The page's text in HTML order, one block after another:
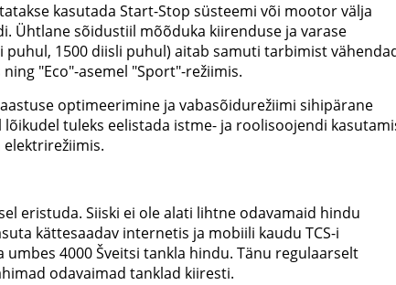
kasutada Start-Stop süsteemi või mootor välja
Ühtlane sõidustiil mõõduka kiirenduse ja varase
1500 diisli puhul) aitab samuti tarbimist
"Eco"-asemel "Sport"-režiimis.
optimeerimine ja vabasõidurežiimi sihipärane
tuleks eelistada istme- ja roolisoojendi
eristuda. Siiski ei ole alati lihtne odavamaid hindu
kättesaadav internetis ja mobiili kaudu TCS-i
4000 Šveitsi tankla hindu. Tänu regulaarselt
odavaimad tanklad kiiresti.